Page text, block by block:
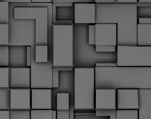
αποκτά ένα ισχυρό σώμα η
κοντά στον πολίτη. Είχα την
ορκωμοσία τους.
οι αφίξεις των
Αστυνομικών στους
τους - Πλήρες